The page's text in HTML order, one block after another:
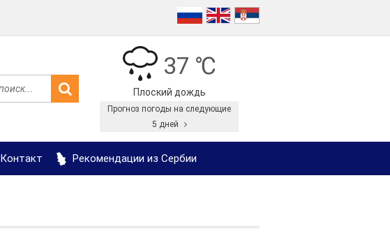
37 ℃
Плоский дождь
Прогноз погоды на следующие
5 дней
Контакт Рекомендации из Сербии